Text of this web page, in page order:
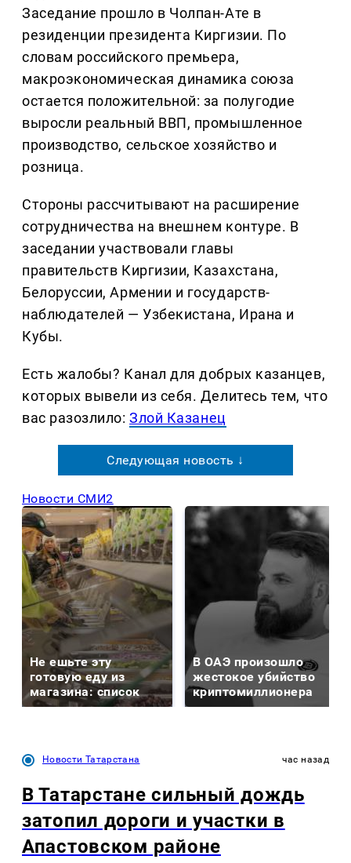
Заседание прошло в Чолпан-Ате в
резиденции президента Киргизии. По
словам российского премьера,
макроэкономическая динамика союза
остается положительной: за полугодие
выросли реальный ВВП, промышленное
производство, сельское хозяйство и
розница.
Стороны рассчитывают на расширение
сотрудничества на внешнем контуре. В
заседании участвовали главы
правительств Киргизии, Казахстана,
Белоруссии, Армении и государств-
наблюдателей — Узбекистана, Ирана и
Кубы.
Есть жалобы? Канал для добрых казанцев,
которых вывели из себя. Делитеcь тем, что
вас разозлило:Злой Казанец
Следующая новость ↓
Новости СМИ2
Не ешьте эту
готовую еду из
магазина: список
В ОАЭ произошло
жестокое убийство
криптомиллионера
Новости Татарстана час назад
В Татарстане сильный дождь
затопил дороги и участки в
Апастовском районе